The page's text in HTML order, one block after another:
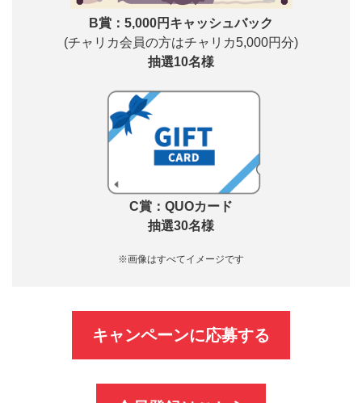
B賞：5,000円キャッシュバック
(チャリカ会員の方はチャリカ5,000円分)
抽選10名様
C賞：QUOカード
抽選30名様
※画像はすべてイメージです
キャンペーンに応募する